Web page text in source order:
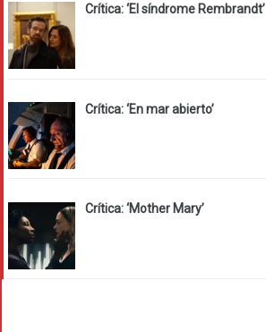
Crítica: ‘El síndrome Rembrandt’
Crítica: ‘En mar abierto’
Crítica: ‘Mother Mary’